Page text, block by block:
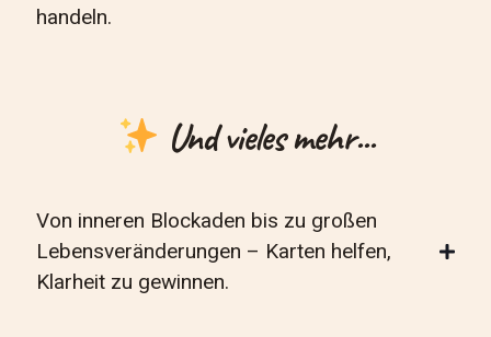
handeln.
Und vieles mehr...
Von inneren Blockaden bis zu großen
Lebensveränderungen – Karten helfen,
Klarheit zu gewinnen.